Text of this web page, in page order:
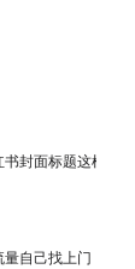
封面标题这样写
自己找上门